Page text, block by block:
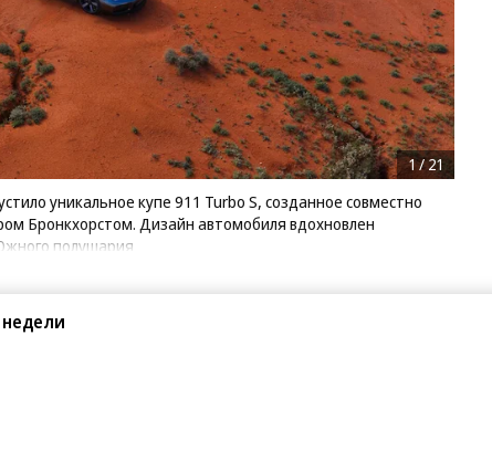
уникальное купе 911 Turbo S, созданное совместно
Бронкхорстом. Дизайн автомобиля вдохновлен
полушария
1/21